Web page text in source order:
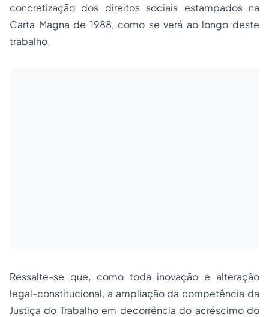
concretização dos direitos sociais estampados na
Carta Magna de 1988, como se verá ao longo deste
trabalho.
Ressalte-se que, como toda inovação e alteração
legal-constitucional, a ampliação da competência da
Justiça do Trabalho em decorrência do acréscimo do